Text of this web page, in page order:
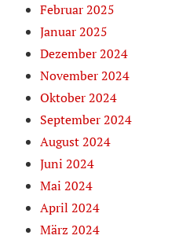
Februar 2025
Januar 2025
Dezember 2024
November 2024
Oktober 2024
September 2024
August 2024
Juni 2024
Mai 2024
April 2024
März 2024